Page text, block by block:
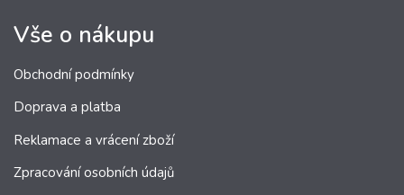
Vše o nákupu
Obchodní podmínky
Doprava a platba
Reklamace a vrácení zboží
Zpracování osobních údajů